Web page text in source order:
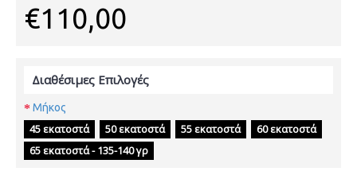
€110,00
Διαθέσιμες Επιλογές
Μήκος
45 εκατοστά 50 εκατοστά 55 εκατοστά
60 εκατοστά
65 εκατοστά - 135-140 γρ